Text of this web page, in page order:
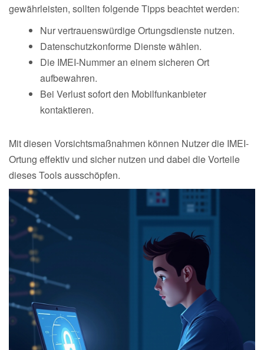
gewährleisten, sollten folgende Tipps beachtet werden:
Nur vertrauenswürdige Ortungsdienste nutzen.
Datenschutzkonforme Dienste wählen.
Die IMEI-Nummer an einem sicheren Ort
aufbewahren.
Bei Verlust sofort den Mobilfunkanbieter
kontaktieren.
Mit diesen Vorsichtsmaßnahmen können Nutzer die IMEI-
Ortung effektiv und sicher nutzen und dabei die Vorteile
dieses Tools ausschöpfen.